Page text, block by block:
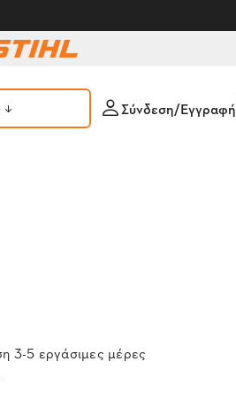
Σύνδεση/Εγγραφή
3-5 εργάσιμες μέρες